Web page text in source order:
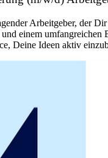
Arbeitgeber, der
einem
Deine Ideen aktiv